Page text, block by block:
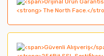
Görüş ve önerileriniz
Ürün resmi kalitesiz,
Ürün açıklamasında